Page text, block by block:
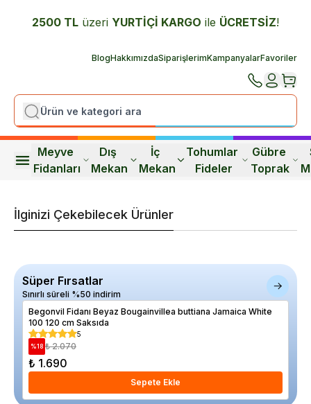
2500 TL üzeri YURTİÇİ KARGO ile ÜCRETSİZ!
BlogHakkımızdaSiparişlerimKampanyalarFavoriler
Meyve
Fidanları
Dış
Mekan
İç
Mekan
Tohumlar
Fideler
Gübre
Toprak
İlginizi Çekebilecek Ürünler
Süper Fırsatlar
Sınırlı süreli %50 indirim
Begonvil Fidanı Beyaz Bougainvillea buttiana Jamaica White
100 120 cm Saksıda
5
%18 ₺ 2.070
₺ 1.690
Sepete Ekle